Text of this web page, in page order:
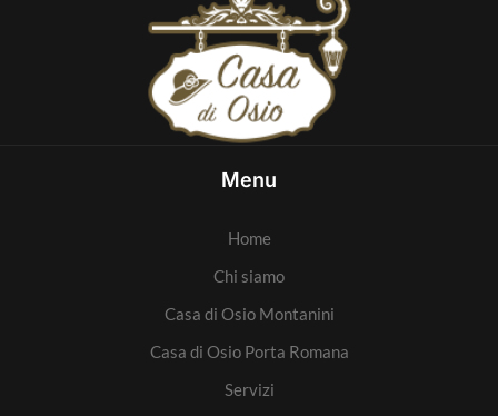
Menu
Home
Chi siamo
Casa di Osio Montanini
Casa di Osio Porta Romana
Servizi